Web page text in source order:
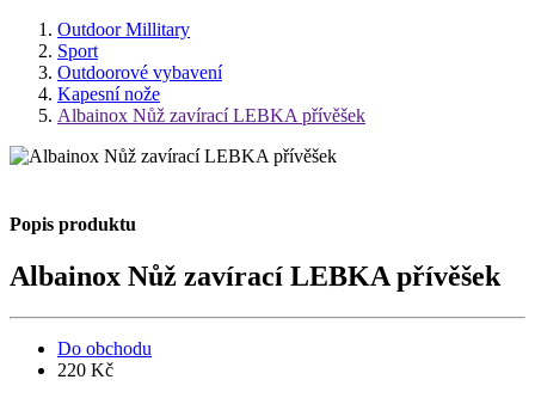
Outdoor Millitary
Sport
Outdoorové vybavení
Kapesní nože
Albainox Nůž zavírací LEBKA přívěšek
Popis produktu
Albainox Nůž zavírací LEBKA přívěšek
Do obchodu
220 Kč